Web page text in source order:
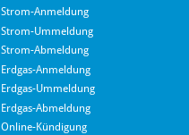
Strom-Anmeldung
Strom-Ummeldung
Strom-Abmeldung
Erdgas-Anmeldung
Erdgas-Ummeldung
Erdgas-Abmeldung
Online-Kündigung